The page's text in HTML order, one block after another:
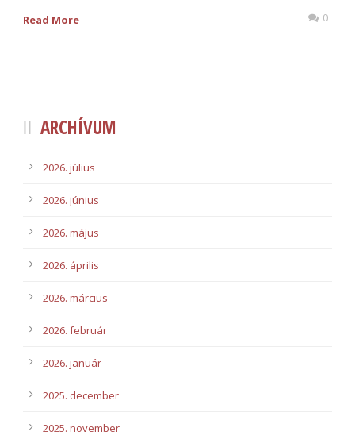
Read More 0
ARCHÍVUM
2026. július
2026. június
2026. május
2026. április
2026. március
2026. február
2026. január
2025. december
2025. november